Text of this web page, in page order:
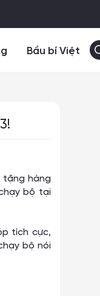
Bầu bí Việt
tặng hàng
bộ tại
tích cực,
bộ nói